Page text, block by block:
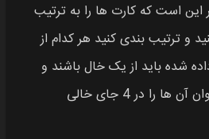
است که کارت ها را به ترتیب
و ترتیب بندی کنید هر کدام از
شده باید از یک خال باشند و
به صورت مخلوط نمی توان آن ها را در 4 جای خالی